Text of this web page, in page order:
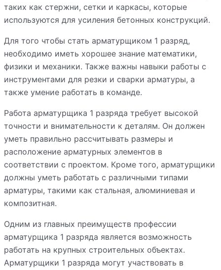
таких как стержни, сетки и каркасы, которые
используются для усиления бетонных конструкций.
Для того чтобы стать арматурщиком 1 разряд,
необходимо иметь хорошее знание математики,
физики и механики. Также важны навыки работы с
инструментами для резки и сварки арматуры, а
также умение работать в команде.
Работа арматурщика 1 разряда требует высокой
точности и внимательности к деталям. Он должен
уметь правильно рассчитывать размеры и
расположение арматурных элементов в
соответствии с проектом. Кроме того, арматурщики
должны уметь работать с различными типами
арматуры, такими как стальная, алюминиевая и
композитная.
Одним из главных преимуществ профессии
арматурщика 1 разряда является возможность
работать на крупных строительных объектах.
Арматурщики 1 разряда могут участвовать в